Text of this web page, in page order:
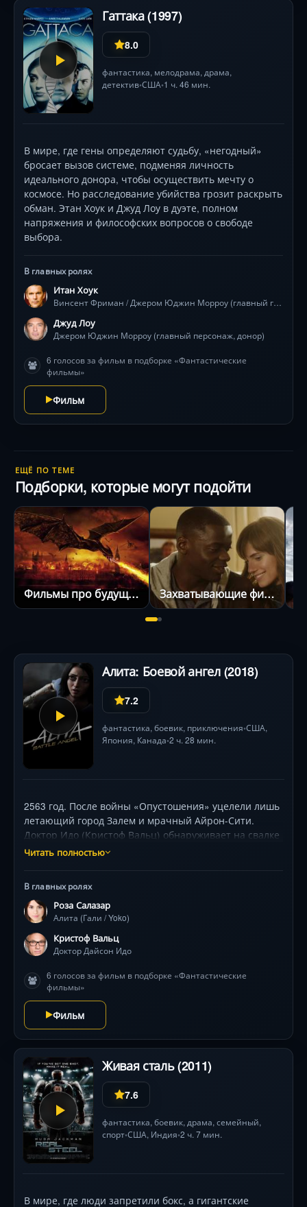
Гаттака (1997)
8.0
фантастика, мелодрама,драма,
детектив•США•1 ч. 46 мин.
В мире, где гены определяют судьбу, «негодный»
бросает вызов системе, подменяя личность
идеального донора, чтобы осуществить мечту о
космосе. Но расследование убийства грозит раскрыть
обман. Этан Хоук и Джуд Лоу в дуэте, полном
напряжения и философских вопросов о свободе
выбора.
В главных ролях
Итан Хоук
Винсент Фриман / Джером Юджин Морроу (главный герой)
Джуд Лоу
Джером Юджин Морроу (главный персонаж, донор)
6 голосов за фильм в подборке «Фантастические
фильмы»
Фильм
ЕЩЁ ПО ТЕМЕ
Подборки, которые могут подойти
Фильмы про будущее Захватывающие фильмы
Алита: Боевой ангел (2018)
7.2
фантастика,боевик, приключения•США,
Япония, Канада•2 ч. 28 мин.
2563 год. После войны «Опустошения» уцелели лишь
летающий город Залем и мрачный Айрон-Сити.
Доктор Идо (Кристоф Вальц) обнаруживает на свалке
останки киборга, даруя ей новое тело и имя Алита.
проявляются. С помощью юного авантюриста Хьюго
она исследует мир, где правят жестокие
гладиаторские игры моторбол и охотники за
головами. Когда Алита узнаёт о своей связи с
марсианскими технологиями, за ней начинают охоту
Нортон). Роза Салазар создала незабываемый
цифровой образ, а Родригес мастерски сочетает
философские вопросы о человечности с
футуристическими боями, где каждое тело киборга —
оружие .
Читать полностью
В главных ролях
Роза Салазар
Алита (Гали / Yoko)
Кристоф Вальц
Доктор Дайсон Идо
6 голосов за фильм в подборке «Фантастические
фильмы»
Фильм
Живая сталь (2011)
7.6
фантастика, боевик, драма, семейный,
спорт•США, Индия•2 ч. 7 мин.
В мире, где люди запретили бокс, а гигантские